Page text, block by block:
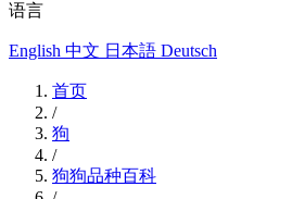
语言
English 中文 日本語 Deutsch
首页
/
狗
/
狗狗品种百科